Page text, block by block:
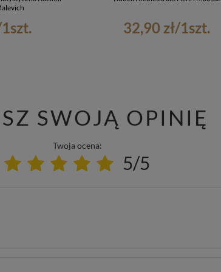
1szt. 32,90 zł/1szt.
SWOJĄ OPINIĘ
Twoja ocena:
5/5